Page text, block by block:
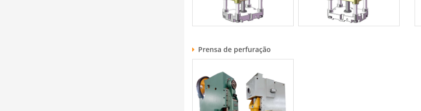
Prensa de perfuração